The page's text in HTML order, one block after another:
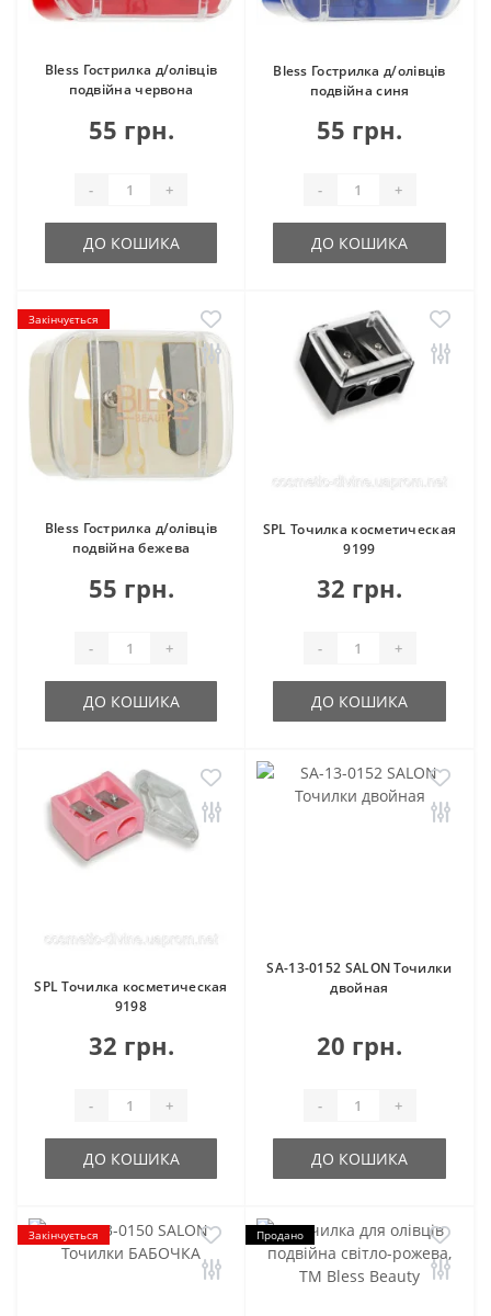
Bless Гострилка д/олівців
подвійна червона
55 грн.
- +
ДО КОШИКА
Bless Гострилка д/олівців
подвійна синя
55 грн.
- +
ДО КОШИКА
Закінчується
Bless Гострилка д/олівців
подвійна бежева
55 грн.
- +
ДО КОШИКА
SPL Точилка косметическая
9199
32 грн.
- +
ДО КОШИКА
SPL Точилка косметическая
9198
32 грн.
- +
ДО КОШИКА
SA-13-0152 SALON Точилки
двойная
20 грн.
- +
ДО КОШИКА
Закінчується Продано